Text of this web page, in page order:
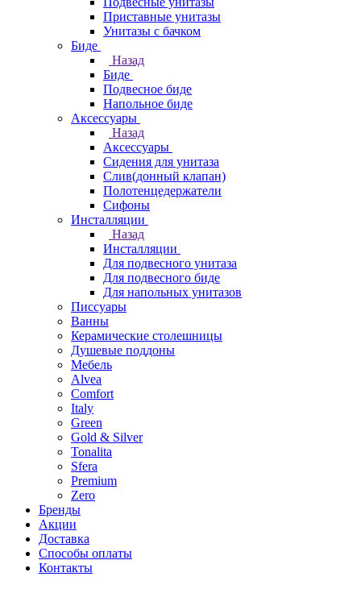
Приставные унитазы
Унитазы с бачком
Биде
Назад
Биде
Подвесное биде
Напольное биде
Аксессуары
Назад
Аксессуары
Сидения для унитаза
Слив(донный клапан)
Полотенцедержатели
Сифоны
Инсталляции
Назад
Инсталляции
Для подвесного унитаза
Для подвесного биде
Для напольных унитазов
Писсуары
Ванны
Керамические столешницы
Душевые поддоны
Мебель
Alvea
Comfort
Italy
Green
Gold & Silver
Tonalita
Sfera
Premium
Zero
Бренды
Акции
Доставка
Способы оплаты
Контакты